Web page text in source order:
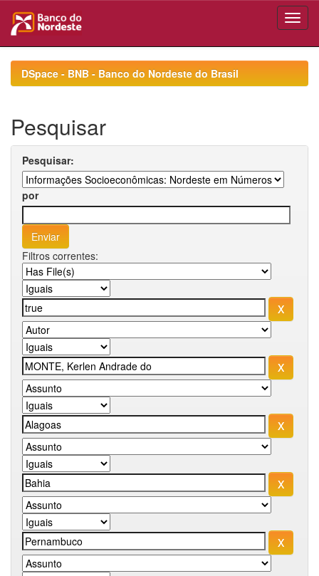
navigationDSpace - BNB - Banco do Nordeste do Brasil
Pesquisar
Pesquisar:
por
Filtros correntes: